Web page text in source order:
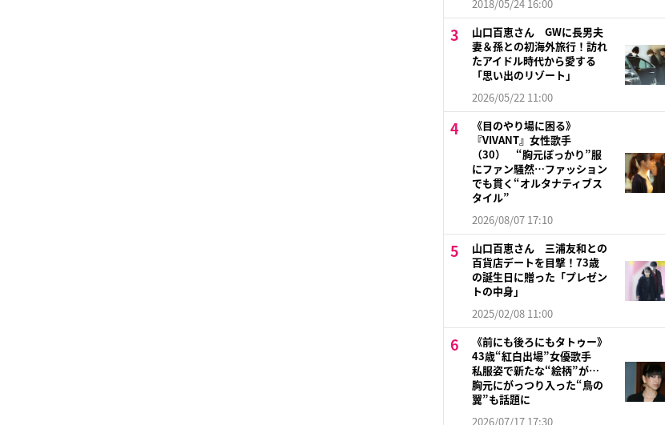
2018/05/24 16:00
山口百恵さん GWに長男夫
妻＆孫との初海外旅行！訪れ
たアイドル時代から愛する
「思い出のリゾート」
2026/05/22 11:00
《目のやり場に困る》
『VIVANT』女性歌手
（30） “胸元ぽっかり”服
にファン騒然…ファッション
でも貫く“オルタナティブス
タイル”
2026/08/07 17:10
山口百恵さん 三浦友和との
百貨店デートを目撃！73歳
の誕生日に贈った「プレゼン
トの中身」
2025/02/08 11:00
《前にも後ろにもタトゥー》
43歳“紅白出場”女優歌手
私服姿で新たな“絵柄”が…
胸元にがっつり入った“鳥の
翼”も話題に
2026/07/17 17:30